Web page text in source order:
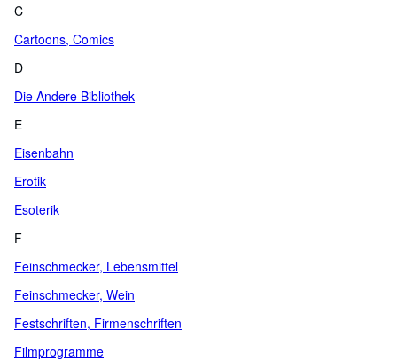
C
Cartoons, Comics
D
Die Andere Bibliothek
E
Eisenbahn
Erotik
Esoterik
F
Feinschmecker, Lebensmittel
Feinschmecker, Wein
Festschriften, Firmenschriften
Filmprogramme